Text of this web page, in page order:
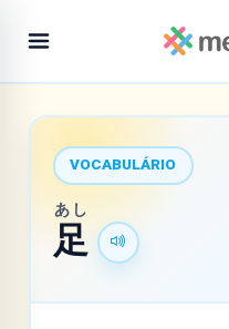
VOCABULÁRIO
足
あし